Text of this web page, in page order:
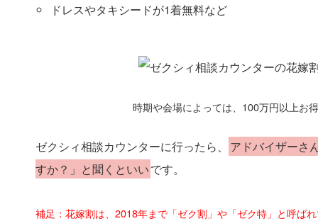
ドレスやタキシードが1着無料など
時期や会場によっては、100万円以上お
ゼクシィ相談カウンターに行ったら、
アドバイザーさ
すか？」と聞くといいです。
補足：花嫁割は、2018年まで「ゼク割」や「ゼク特」と呼ば